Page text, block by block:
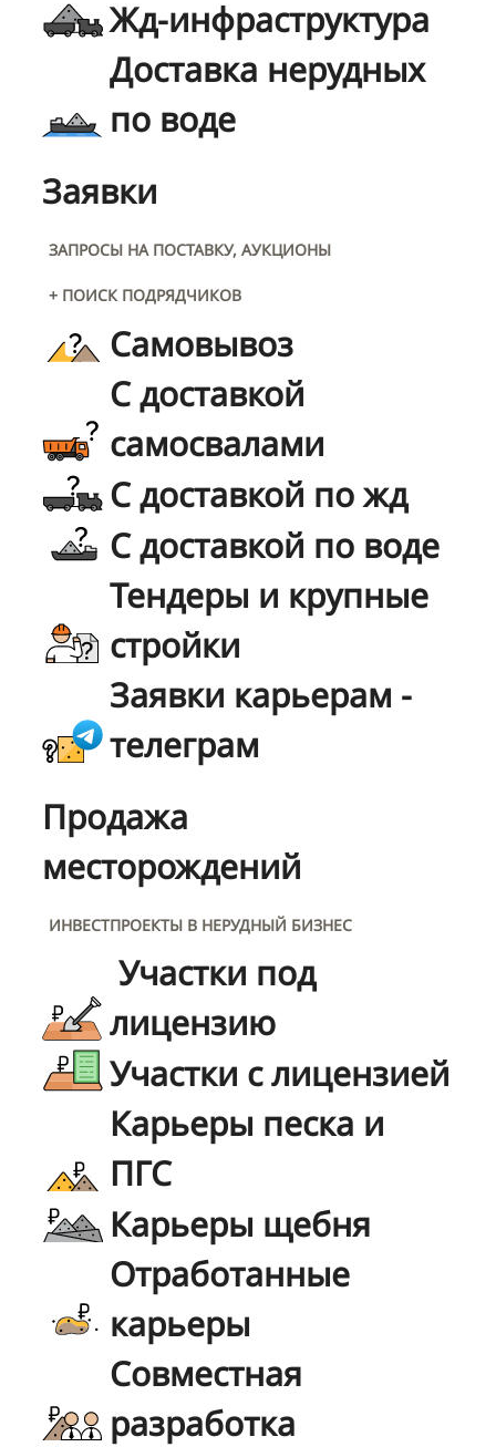
Жд-инфраструктура
Доставка нерудных
по воде
Заявки
ЗАПРОСЫ НА ПОСТАВКУ, АУКЦИОНЫ
+ ПОИСК ПОДРЯДЧИКОВ
Самовывоз
С доставкой
самосвалами
С доставкой по жд
С доставкой по воде
Тендеры и крупные
стройки
Заявки карьерам -
телеграм
Продажа
месторождений
ИНВЕСТПРОЕКТЫ В НЕРУДНЫЙ БИЗНЕС
Участки под
лицензию
Участки с лицензией
Карьеры песка и
ПГС
Карьеры щебня
Отработанные
карьеры
Совместная
разработка